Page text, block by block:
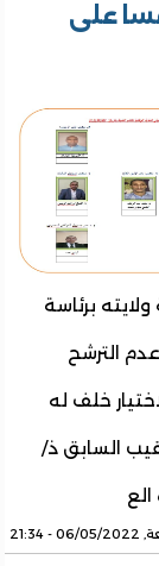
على
برئاسة
الترشح
خلف له
السابق ذ/
- 21:34